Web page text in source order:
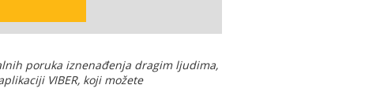
poruka iznenađenja dragim ljudima,
VIBER, koji možete